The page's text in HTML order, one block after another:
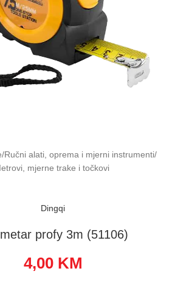
/Ručni alati, oprema i mjerni instrumenti/
mjerne trake i točkovi
Dingqi
profy 3m (51106)
4,00 KM